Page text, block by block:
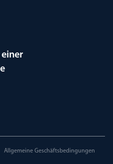
Allgemeine Geschäftsbedingungen